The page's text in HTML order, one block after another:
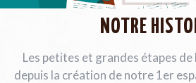
NOTRE
Les petites et grandes étapes de
depuis la création de notre 1er